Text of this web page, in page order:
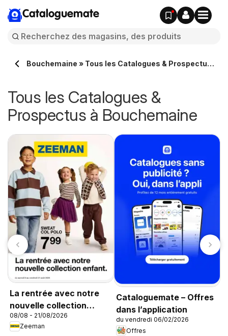
Cataloguemate
Bouchemaine » Tous les Catalogues & Prospectus
Tous les Catalogues &
Prospectus à Bouchemaine
La rentrée avec notre
nouvelle collection
enfant
08/08 - 21/08/2026
Zeeman
Cataloguemate – Offres
dans l’application
du vendredi 06/02/2026
Offres